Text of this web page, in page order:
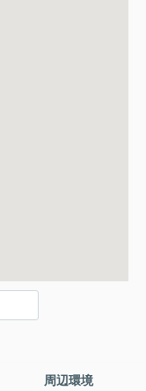
周辺環境